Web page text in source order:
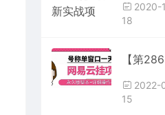
2020-
18
2022-
15